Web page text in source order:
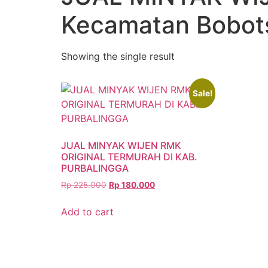
Kecamatan
Showing the single result
Sale!
JUAL MINYAK WIJEN RMK
ORIGINAL TERMURAH DI KAB.
PURBALINGGA
Rp225.000 Rp 180.000
Add to cart